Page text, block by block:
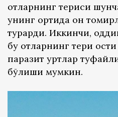
отларнинг териси
унинг ортида қон
турарди. Иккинчи,
бу отларнинг тери
паразит қуртлар
бўлиши мумкин.